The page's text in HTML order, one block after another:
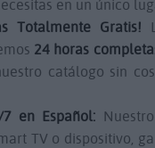
en un único
Totalmente Gratis!
24 horas
catálogo sin
en Español:
TV o dispositivo,